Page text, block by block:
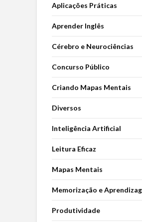
Aplicações Práticas
Aprender Inglês
Cérebro e Neurociências
Concurso Público
Criando Mapas Mentais
Diversos
Inteligência Artificial
Leitura Eficaz
Mapas Mentais
Memorização e
Produtividade